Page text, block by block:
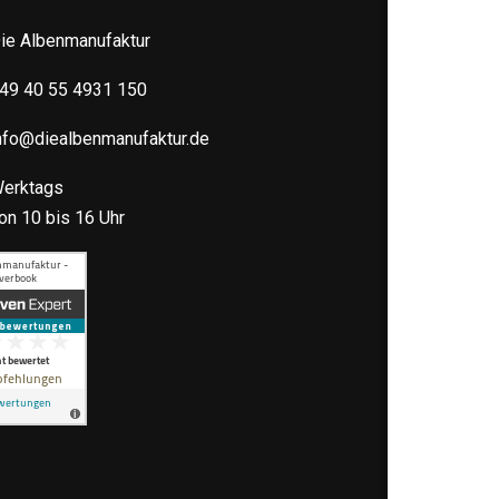
Albenmanufaktur
40 55 4931 150
10 bis 16 Uhr